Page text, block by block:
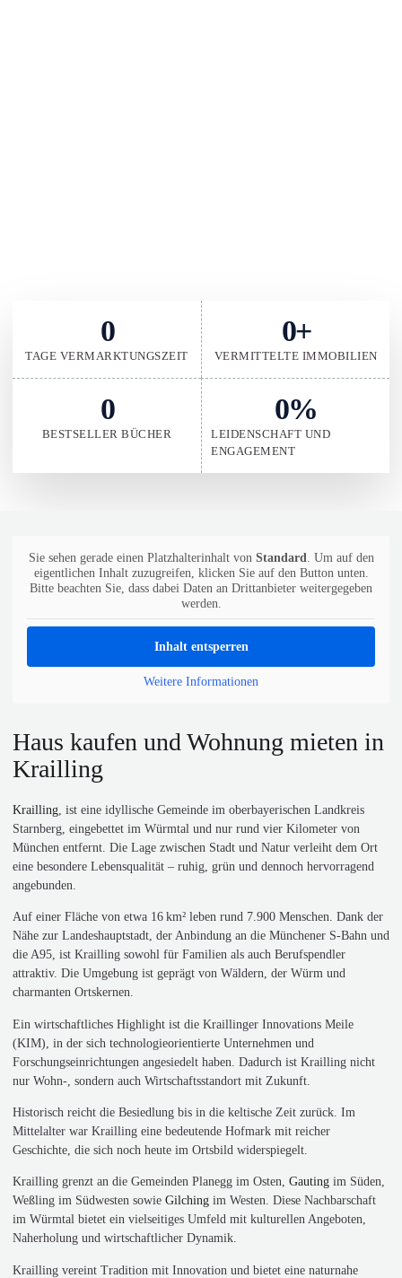
TAGE VERMARKTUNGSZEIT
0
VERMITTELTE IMMOBILIEN
0+
BESTSELLER BÜCHER
0
LEIDENSCHAFT UND
ENGAGEMENT
0%
Sie sehen gerade einen Platzhalterinhalt von Standard
. Um auf den
eigentlichen Inhalt zuzugreifen, klicken Sie auf den Button unten.
Bitte beachten Sie, dass dabei Daten an Drittanbieter weitergegeben
werden.
Inhalt entsperren
Weitere Informationen
Haus kaufen und Wohnung mieten in
Krailling
Krailling , ist eine idyllische Gemeinde im oberbayerischen Landkreis
Starnberg, eingebettet im Würmtal und nur rund vier Kilometer von
München entfernt. Die Lage zwischen Stadt und Natur verleiht dem Ort
eine besondere Lebensqualität – ruhig, grün und dennoch hervorragend
angebunden.
Auf einer Fläche von etwa 16 km² leben rund 7.900 Menschen. Dank der
Nähe zur Landeshauptstadt, der Anbindung an die Münchener S-Bahn und
die A95, ist Krailling sowohl für Familien als auch Berufspendler
attraktiv. Die Umgebung ist geprägt von Wäldern, der Würm und
charmanten Ortskernen.
Ein wirtschaftliches Highlight ist die Kraillinger Innovations Meile
(KIM), in der sich technologieorientierte Unternehmen und
Forschungseinrichtungen angesiedelt haben. Dadurch ist Krailling nicht
nur Wohn-, sondern auch Wirtschaftsstandort mit Zukunft.
Historisch reicht die Besiedlung bis in die keltische Zeit zurück. Im
Mittelalter war Krailling eine bedeutende Hofmark mit reicher
Geschichte, die sich noch heute im Ortsbild widerspiegelt.
Krailling grenzt an die Gemeinden Planegg im Osten, Gauting im Süden,
Weßling im Südwesten sowie Gilching im Westen. Diese Nachbarschaft
im Würmtal bietet ein vielseitiges Umfeld mit kulturellen Angeboten,
Naherholung und wirtschaftlicher Dynamik.
Krailling vereint Tradition mit Innovation und bietet eine naturnahe